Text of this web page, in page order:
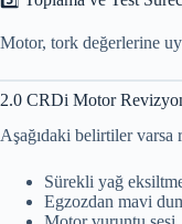
Motor, tork değerlerine
2.0 CRDi Motor
Aşağıdaki belirtiler varsa
Sürekli yağ
Egzozdan mavi